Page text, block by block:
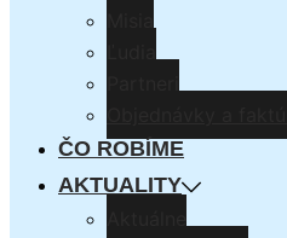
ČO ROBÍME
AKTUALITY